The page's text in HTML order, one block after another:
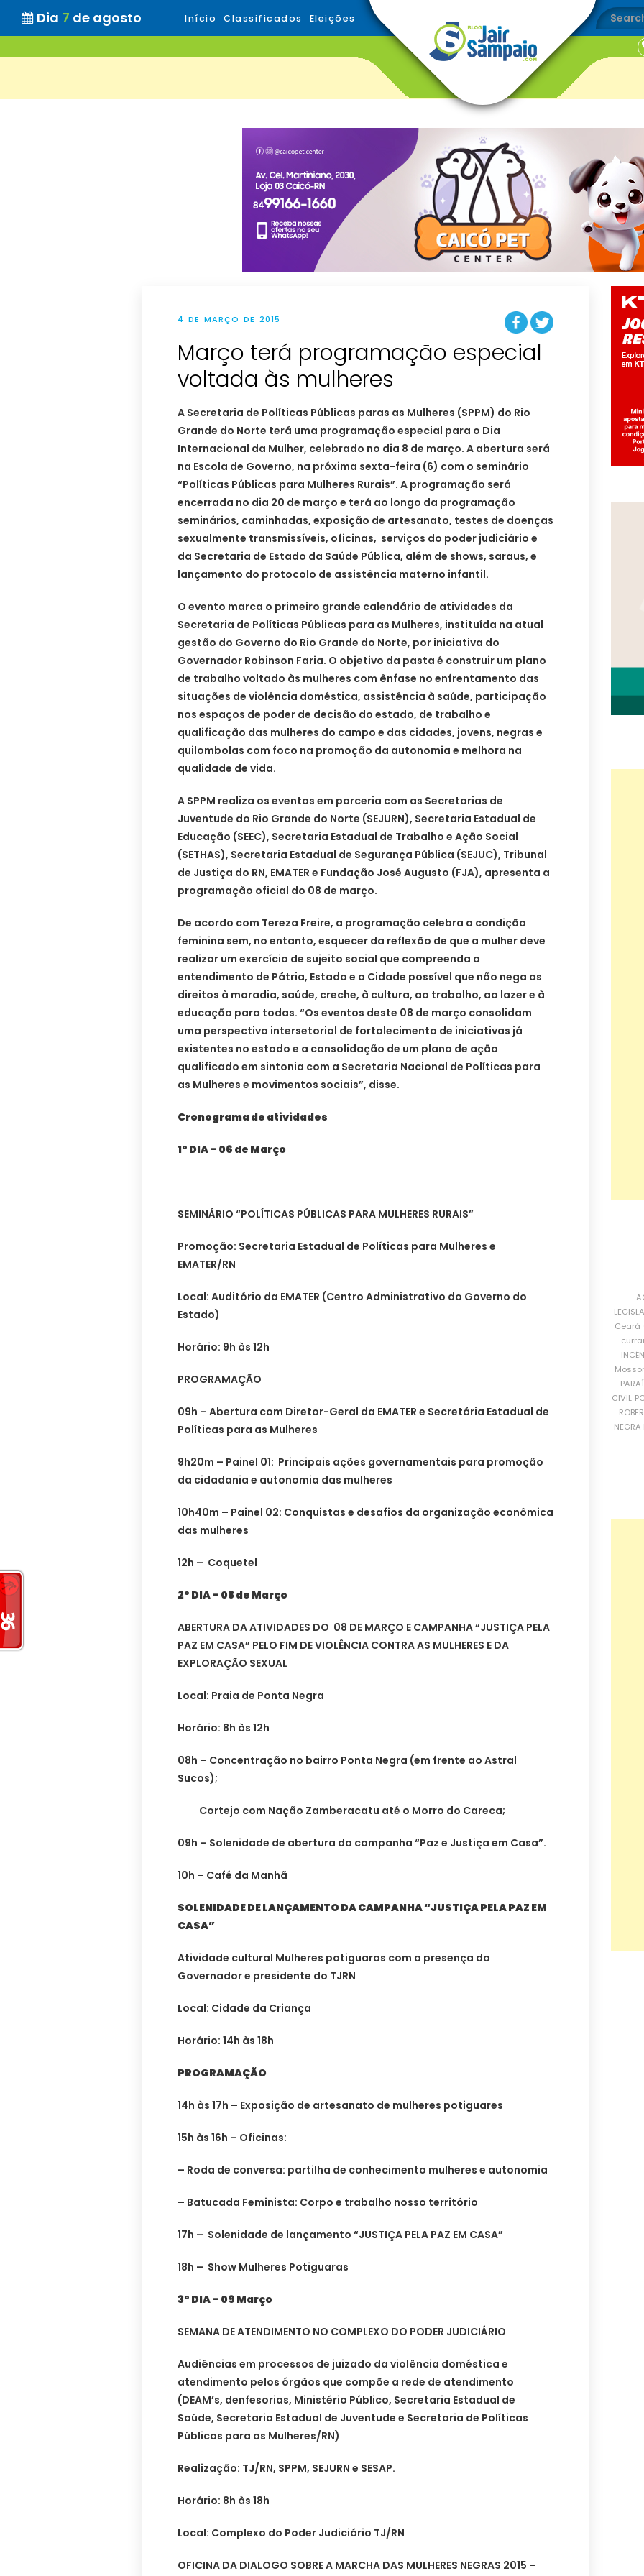
Dia 7 de agosto Início Classificados Eleições
4 DE MARÇO DE 2015
Março terá programação especial
A Secretaria de Políticas Públicas paras as Mulheres (SPPM) do Rio
Grande do Norte terá uma programação especial para o Dia
Internacional da Mulher, celebrado no dia 8 de março. A abertura será
na Escola de Governo, na próxima sexta-feira (6) com o seminário
“Políticas Públicas para Mulheres Rurais”. A programação será
encerrada no dia 20 de março e terá ao longo da programação
seminários, caminhadas, exposição de artesanato, testes de doenças
sexualmente transmissíveis, oficinas, serviços do poder judiciário e
da Secretaria de Estado da Saúde Pública, além de shows, saraus, e
lançamento do protocolo de assistência materno infantil.
O evento marca o primeiro grande calendário de atividades da
Secretaria de Políticas Públicas para as Mulheres, instituída na atual
gestão do Governo do Rio Grande do Norte, por iniciativa do
Governador Robinson Faria. O objetivo da pasta é construir um plano
de trabalho voltado às mulheres com ênfase no enfrentamento das
situações de violência doméstica, assistência à saúde, participação
nos espaços de poder de decisão do estado, de trabalho e
qualificação das mulheres do campo e das cidades, jovens, negras e
quilombolas com foco na promoção da autonomia e melhora na
qualidade de vida.
A SPPM realiza os eventos em parceria com as Secretarias de
Juventude do Rio Grande do Norte (SEJURN), Secretaria Estadual de
Educação (SEEC), Secretaria Estadual de Trabalho e Ação Social
(SETHAS), Secretaria Estadual de Segurança Pública (SEJUC), Tribunal
de Justiça do RN, EMATER e Fundação José Augusto (FJA), apresenta a
programação oficial do 08 de março.
De acordo com Tereza Freire, a programação celebra a condição
feminina sem, no entanto, esquecer da reflexão de que a mulher deve
realizar um exercício de sujeito social que compreenda o
entendimento de Pátria, Estado e a Cidade possível que não nega os
direitos à moradia, saúde, creche, à cultura, ao trabalho, ao lazer e à
educação para todas. “Os eventos deste 08 de março consolidam
uma perspectiva intersetorial de fortalecimento de iniciativas já
existentes no estado e a consolidação de um plano de ação
qualificado em sintonia com a Secretaria Nacional de Políticas para
as Mulheres e movimentos sociais”, disse.
Cronograma de atividades
1º DIA – 06 de Março
SEMINÁRIO “POLÍTICAS PÚBLICAS PARA MULHERES RURAIS”
Promoção: Secretaria Estadual de Políticas para Mulheres e
EMATER/RN
Local: Auditório da EMATER (Centro Administrativo do Governo do
Estado)
Horário: 9h às 12h
PROGRAMAÇÃO
09h – Abertura com Diretor-Geral da EMATER e Secretária Estadual de
Políticas para as Mulheres
9h20m – Painel 01: Principais ações governamentais para promoção
da cidadania e autonomia das mulheres
10h40m – Painel 02: Conquistas e desafios da organização econômica
das mulheres
12h – Coquetel
2º DIA – 08 de Março
ABERTURA DA ATIVIDADES DO 08 DE MARÇO E CAMPANHA “JUSTIÇA PELA
PAZ EM CASA” PELO FIM DE VIOLÊNCIA CONTRA AS MULHERES E DA
EXPLORAÇÃO SEXUAL
Local: Praia de Ponta Negra
Horário: 8h às 12h
08h – Concentração no bairro Ponta Negra (em frente ao Astral
Sucos);
Cortejo com Nação Zamberacatu até o Morro do Careca;
09h – Solenidade de abertura da campanha “Paz e Justiça em Casa”.
10h – Café da Manhã
SOLENIDADE DE LANÇAMENTO DA CAMPANHA “JUSTIÇA PELA PAZ EM
CASA”
Atividade cultural Mulheres potiguaras com a presença do
Governador e presidente do TJRN
Local: Cidade da Criança
Horário: 14h às 18h
PROGRAMAÇÃO
14h às 17h – Exposição de artesanato de mulheres potiguares
15h às 16h – Oficinas:
– Roda de conversa: partilha de conhecimento mulheres e autonomia
– Batucada Feminista: Corpo e trabalho nosso território
17h – Solenidade de lançamento “JUSTIÇA PELA PAZ EM CASA”
18h – Show Mulheres Potiguaras
3º DIA – 09 Março
SEMANA DE ATENDIMENTO NO COMPLEXO DO PODER JUDICIÁRIO
Audiências em processos de juizado da violência doméstica e
atendimento pelos órgãos que compõe a rede de atendimento
(DEAM’s, denfesorias, Ministério Público, Secretaria Estadual de
Saúde, Secretaria Estadual de Juventude e Secretaria de Políticas
Públicas para as Mulheres/RN)
Realização: TJ/RN, SPPM, SEJURN e SESAP.
Horário: 8h às 18h
Local: Complexo do Poder Judiciário TJ/RN
OFICINA DA DIALOGO SOBRE A MARCHA DAS MULHERES NEGRAS 2015 –
Ceará
CIVIL
NEGRA